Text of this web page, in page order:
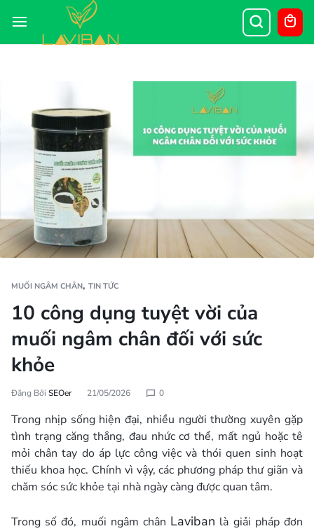
MUỐI NGÂM CHÂN, TIN TỨC
10 công dụng tuyệt vời của
muối ngâm chân đối với sức
khỏe
Đăng Bởi SEOer 21/05/2026 0
Trong nhịp sống hiện đại, nhiều người thường xuyên gặp
tình trạng căng thẳng, đau nhức cơ thể, mất ngủ hoặc tê
mỏi chân tay do áp lực công việc và thói quen sinh hoạt
thiếu khoa học. Chính vì vậy, các phương pháp thư giãn và
chăm sóc sức khỏe tại nhà ngày càng được quan tâm.
Trong số đó, muối ngâm chân Laviban là giải pháp đơn